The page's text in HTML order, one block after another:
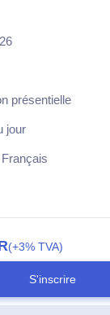
présentielle
jour
(+3% TVA)
S'inscrire